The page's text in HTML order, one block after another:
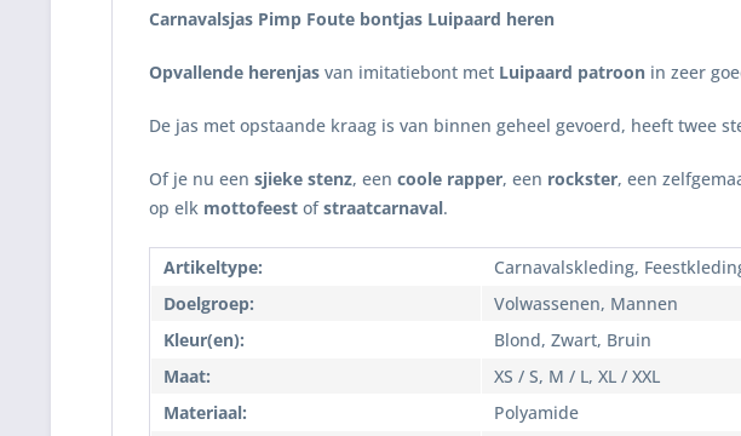
Carnavalsjas Pimp Foute bontjas Luipaard heren
Opvallende herenjas van imitatiebont met Luipaard patroon in zeer
De jas met opstaande kraag is van binnen geheel gevoerd, heeft twee
Of je nu een sjieke stenz, een coole rapper, een rockster, een
op elk mottofeest ofstraatcarnaval.
Artikeltype:
Carnavalskleding,
Doelgroep:
Volwassenen, Mannen
Kleur(en):
Blond, Zwart, Bruin
Maat:
XS / S, M / L, XL / XXL
Materiaal:
Polyamide